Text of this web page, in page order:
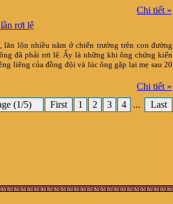
Chi tiết »
rơi lệ
lộn nhiều năm ở chiến trường trên con đường
đã phải rơi lệ. Ấy là những khi ông chứng kiến
liêng của đồng đội và lúc ông gặp lại mẹ sau 20
Chi tiết »
(1/5)
First 1 2 3 4 ... Last